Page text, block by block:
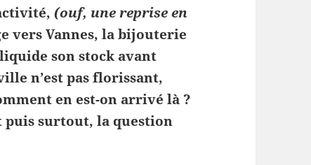
(ouf, une reprise en
vers Vannes, la bijouterie
son stock avant
n’est pas florissant,
en est-on arrivé là ?
puis surtout, la question